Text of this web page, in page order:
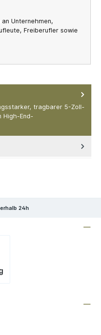
Unternehmen,
Freiberufler sowie
tragbarer 5-Zoll-
High-End-
24h